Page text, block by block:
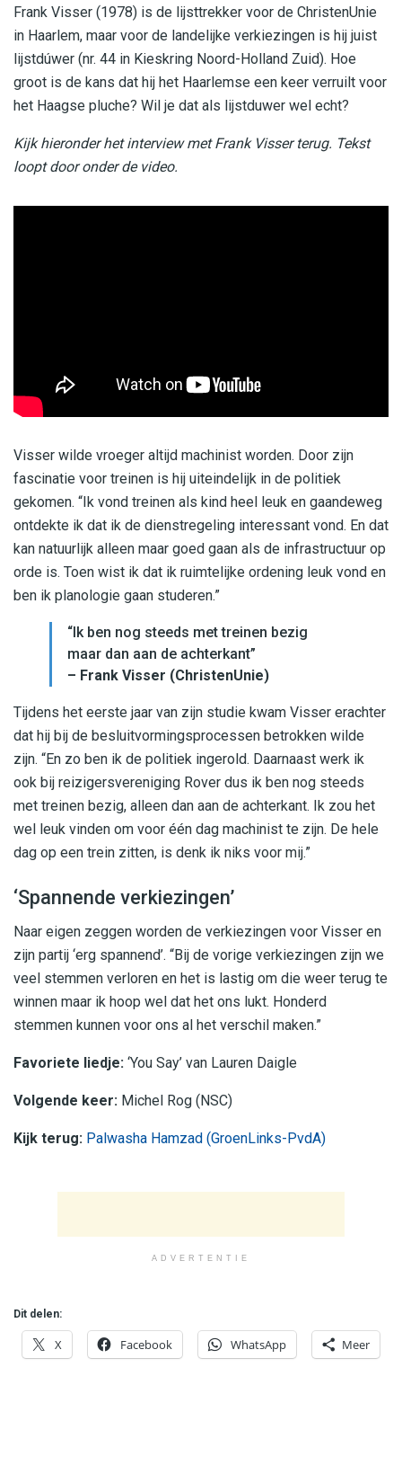
Frank Visser (1978) is de lijsttrekker voor de ChristenUnie
in Haarlem, maar voor de landelijke verkiezingen is hij juist
lijstdúwer (nr. 44 in Kieskring Noord-Holland Zuid). Hoe
groot is de kans dat hij het Haarlemse een keer verruilt voor
het Haagse pluche? Wil je dat als lijstduwer wel echt?
Kijk hieronder het interview met Frank Visser terug. Tekst
loopt door onder de video.
Visser wilde vroeger altijd machinist worden. Door zijn
fascinatie voor treinen is hij uiteindelijk in de politiek
gekomen. “Ik vond treinen als kind heel leuk en gaandeweg
ontdekte ik dat ik de dienstregeling interessant vond. En dat
kan natuurlijk alleen maar goed gaan als de infrastructuur op
orde is. Toen wist ik dat ik ruimtelijke ordening leuk vond en
ben ik planologie gaan studeren.”
“Ik ben nog steeds met treinen bezig
maar dan aan de achterkant”
– Frank Visser (ChristenUnie)
Tijdens het eerste jaar van zijn studie kwam Visser erachter
dat hij bij de besluitvormingsprocessen betrokken wilde
zijn. “En zo ben ik de politiek ingerold. Daarnaast werk ik
ook bij reizigersvereniging Rover dus ik ben nog steeds
met treinen bezig, alleen dan aan de achterkant. Ik zou het
wel leuk vinden om voor één dag machinist te zijn. De hele
dag op een trein zitten, is denk ik niks voor mij.”
‘Spannende verkiezingen’
Naar eigen zeggen worden de verkiezingen voor Visser en
zijn partij ‘erg spannend’. “Bij de vorige verkiezingen zijn we
veel stemmen verloren en het is lastig om die weer terug te
winnen maar ik hoop wel dat het ons lukt. Honderd
stemmen kunnen voor ons al het verschil maken.”
Favoriete liedje: ‘You Say’ van Lauren Daigle
Volgende keer: Michel Rog (NSC)
Kijk terug: Palwasha Hamzad (GroenLinks-PvdA)
ADVERTENTIE
Dit delen:
X Facebook WhatsApp Meer